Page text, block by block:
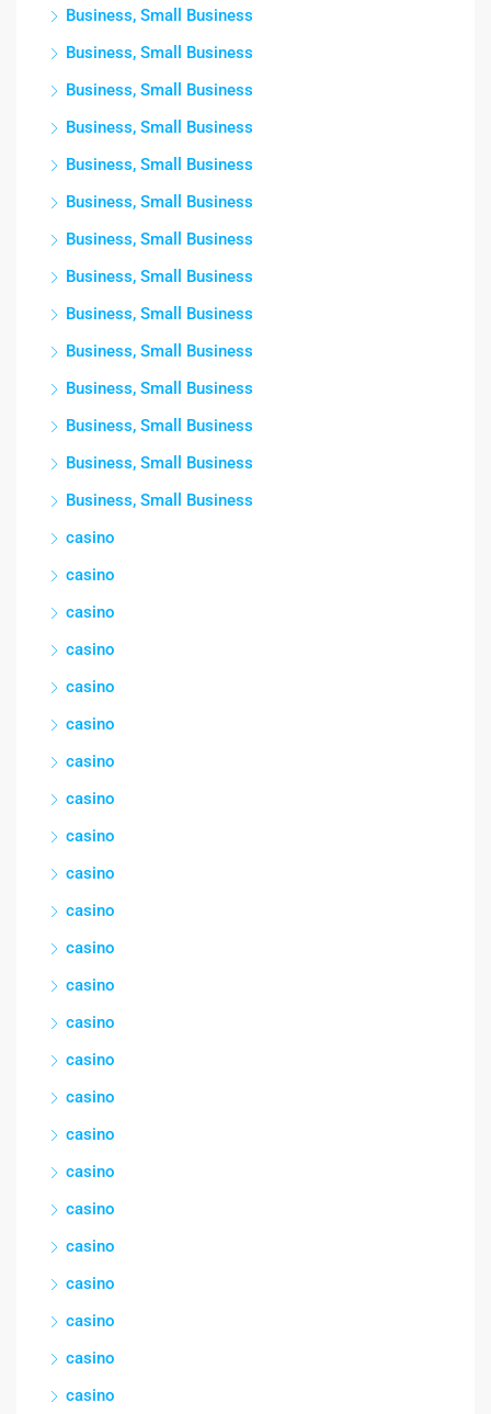
Business, Small Business
Business, Small Business
Business, Small Business
Business, Small Business
Business, Small Business
Business, Small Business
Business, Small Business
Business, Small Business
Business, Small Business
Business, Small Business
Business, Small Business
Business, Small Business
Business, Small Business
Business, Small Business
casino
casino
casino
casino
casino
casino
casino
casino
casino
casino
casino
casino
casino
casino
casino
casino
casino
casino
casino
casino
casino
casino
casino
casino